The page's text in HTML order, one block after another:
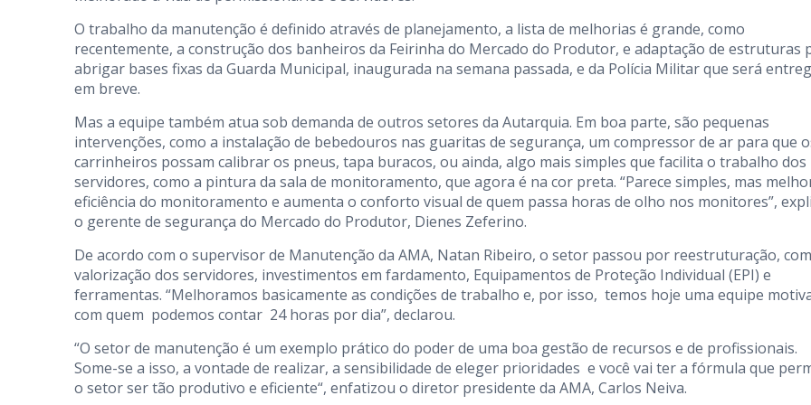
O trabalho da manutenção é definido através de planejamento, a lista de melhorias é grande, como
recentemente, a construção dos banheiros da Feirinha do Mercado do Produtor, e adaptação de estruturas
abrigar bases fixas da Guarda Municipal, inaugurada na semana passada, e da Polícia Militar que será
em breve.
Mas a equipe também atua sob demanda de outros setores da Autarquia. Em boa parte, são pequenas
intervenções, como a instalação de bebedouros nas guaritas de segurança, um compressor de ar para que
carrinheiros possam calibrar os pneus, tapa buracos, ou ainda, algo mais simples que facilita o trabalho dos
servidores, como a pintura da sala de monitoramento, que agora é na cor preta. “Parece simples, mas
eficiência do monitoramento e aumenta o conforto visual de quem passa horas de olho nos monitores”,
o gerente de segurança do Mercado do Produtor, Dienes Zeferino.
De acordo com o supervisor de Manutenção da AMA, Natan Ribeiro, o setor passou por reestruturação,
valorização dos servidores, investimentos em fardamento, Equipamentos de Proteção Individual (EPI) e
ferramentas. “Melhoramos basicamente as condições de trabalho e, por isso, temos hoje uma equipe
com quem podemos contar 24 horas por dia”, declarou.
“O setor de manutenção é um exemplo prático do poder de uma boa gestão de recursos e de profissionais.
Some-se a isso, a vontade de realizar, a sensibilidade de eleger prioridades e você vai ter a fórmula que
o setor ser tão produtivo e eficiente“, enfatizou o diretor presidente da AMA, Carlos Neiva.